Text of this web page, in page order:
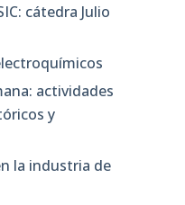
cátedra Julio
actividades
y
la industria de